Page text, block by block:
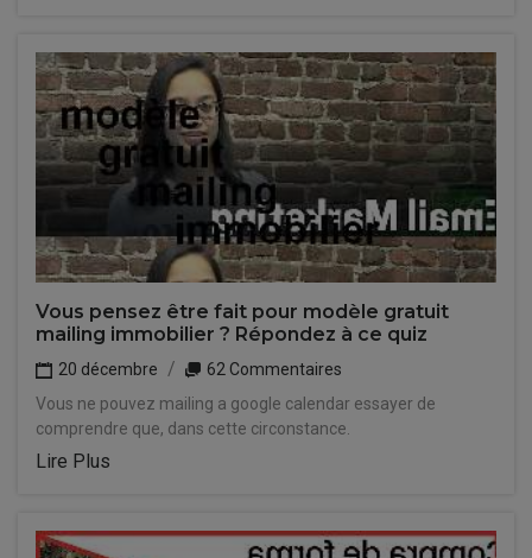
Vous pensez être fait pour modèle gratuit
mailing immobilier ? Répondez à ce quiz
20 décembre
62 Commentaires
Vous ne pouvez mailing a google calendar essayer de
comprendre que, dans cette circonstance.
Lire Plus